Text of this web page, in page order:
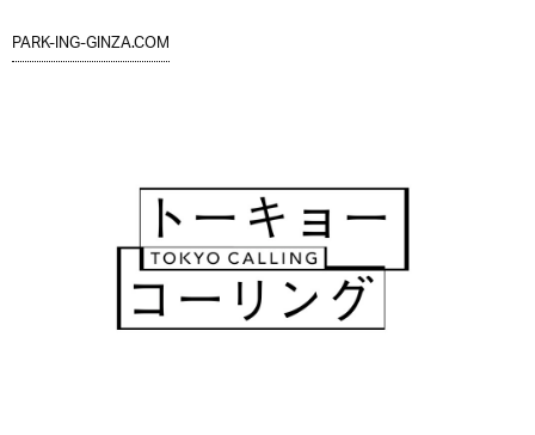
PARK-ING-GINZA.COM